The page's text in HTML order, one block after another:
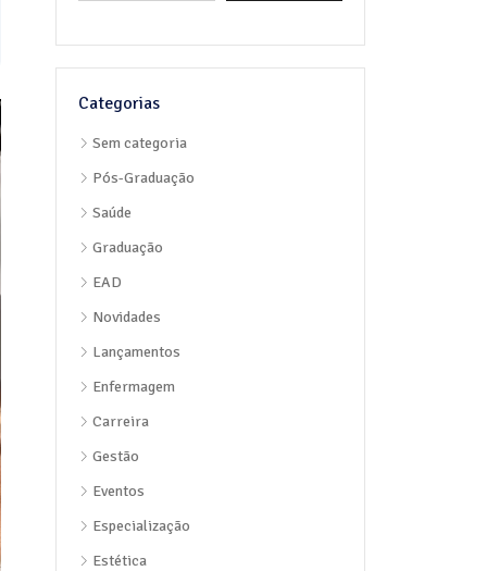
Categorias
Sem categoria
Pós-Graduação
Saúde
Graduação
EAD
Novidades
Lançamentos
Enfermagem
Carreira
Gestão
Eventos
Especialização
Estética